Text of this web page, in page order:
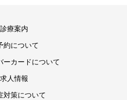
診療案内
約について
ーカードについて
求人情報
対策について